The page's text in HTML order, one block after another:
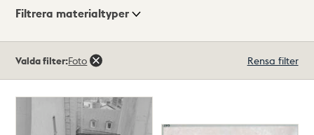
Visningsläge
Filtrera materialtyper
träffar
Valda filter:Foto Rensa filter